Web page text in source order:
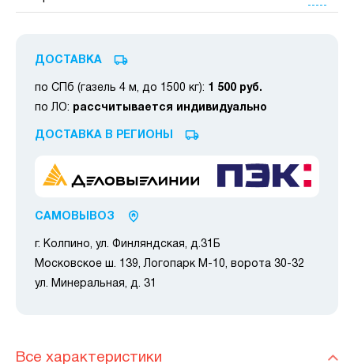
ДОСТАВКА
по СПб (газель 4 м, до 1500 кг): 1 500 руб.
по ЛО: рассчитывается индивидуально
ДОСТАВКА В РЕГИОНЫ
САМОВЫВОЗ
г. Колпино, ул. Финляндская, д.31Б
Московское ш. 139, Логопарк М-10, ворота 30-32
ул. Минеральная, д. 31
Все характеристики